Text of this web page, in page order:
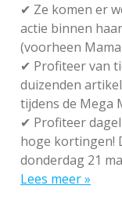
✔ Ze komen er
actie binnen
(voorheen
✔ Profiteer van
duizenden
tijdens de Mega
✔ Profiteer
hoge kortingen!
donderdag 21
Lees meer »